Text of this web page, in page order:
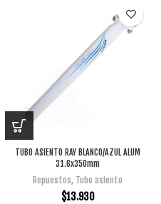
TUBO ASIENTO RAY BLANCO/AZUL ALUM
31.6x350mm
Repuestos, Tubo asiento
$13.930